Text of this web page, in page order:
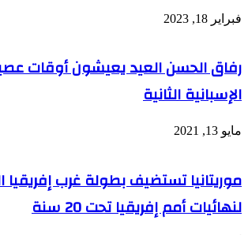
فبراير 18, 2023
رفاق الحسن العيد يعيشون أوقات
الإسبانية الثانية
مايو 13, 2021
موريتانيا تستضيف بطولة غرب إفريقيا
لنهائيات أمم إفريقيا تحت 20 سنة